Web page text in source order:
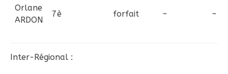
Orlane
ARDON
7è forfait ~ ~
Inter-Régional :